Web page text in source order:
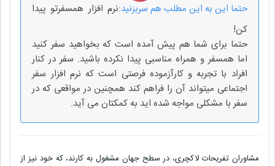
حتما این به این مطلب هم سربزنید:نرم افزار همسفرتو پیدا
کن!
حتما برای شما هم پیش آمده است که بخواهید سفر کنید
اما همسفر و همراه مناسبی پیدا نکرده باشید. سفر در کنار
افراد با تجربه و کارآزموده فرصتی است که نرم افزار سفر
اجتماعی میتواند آن را فراهم کند همچنین در مواقعی که در
سفر با مشکلی مواجه شده اید به کمکتان می آید.
مشاوران تفریحات لاکچری، در سطح جهان مشغول به کارند، که خود نیز از